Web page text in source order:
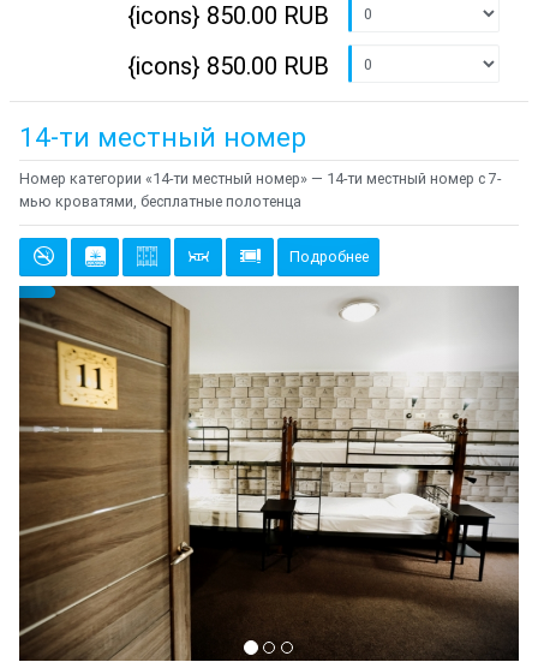
{icons} 850.00 RUB
{icons} 850.00 RUB
14-ти местный номер
Номер категории «14-ти местный номер» — 14-ти местный номер с 7-
мью кроватями, бесплатные полотенца
Подробнее
{clt_left} 13 Количество
Предыдущий